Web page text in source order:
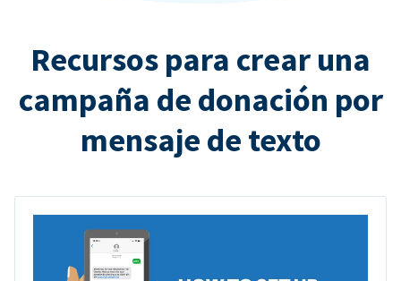
Recursos para crear una
campaña de donación por
mensaje de texto